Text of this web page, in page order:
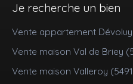
Je recherche un bien
Vente appartement
Vente maison Val de Briey
Vente maison Valleroy